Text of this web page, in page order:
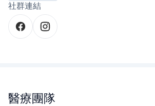
社群連結
醫療團隊